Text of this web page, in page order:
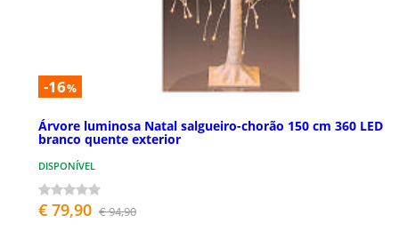
-16%
Árvore luminosa Natal salgueiro-chorão 150 cm 360 LED
branco quente exterior
DISPONÍVEL
€ 79,90 € 94,90